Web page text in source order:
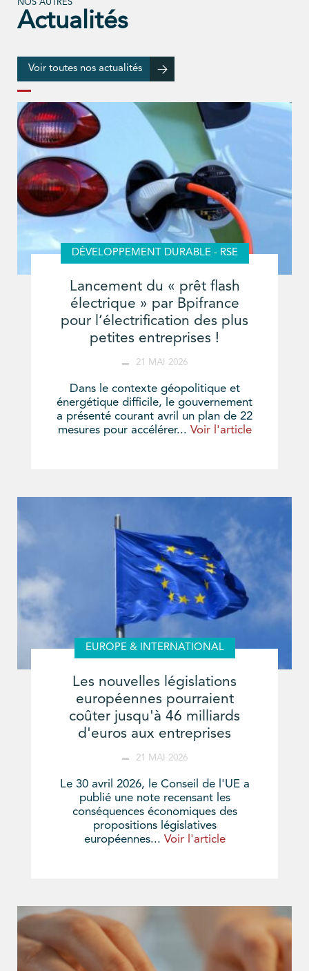
NOS AUTRES
Actualités
Voir toutes nos actualités
DÉVELOPPEMENT DURABLE - RSE
Lancement du « prêt flash
électrique » par Bpifrance
pour l’électrification des plus
petites entreprises !
21 MAI 2026
Dans le contexte géopolitique et
énergétique difficile, le gouvernement
a présenté courant avril un plan de 22
mesures pour accélérer... Voir l'article
EUROPE & INTERNATIONAL
Les nouvelles législations
européennes pourraient
coûter jusqu'à 46 milliards
d'euros aux entreprises
21 MAI 2026
Le 30 avril 2026, le Conseil de l'UE a
publié une note recensant les
conséquences économiques des
propositions législatives
européennes... Voir l'article